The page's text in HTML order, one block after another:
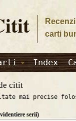
carti
Index
citit
mai precise
serii)